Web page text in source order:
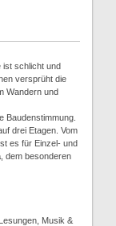
ist schlicht und
versprüht die
Wandern und
Baudenstimmung.
drei Etagen. Vom
es für Einzel- und
, dem besonderen
Musik &